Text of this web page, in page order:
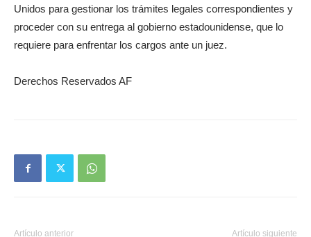
Unidos para gestionar los trámites legales correspondientes y
proceder con su entrega al gobierno estadounidense, que lo
requiere para enfrentar los cargos ante un juez.
Derechos Reservados AF
Artículo anterior Artículo siguiente